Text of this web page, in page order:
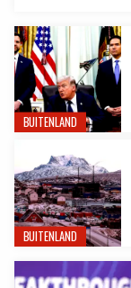
BUITENLAND
BUITENLAND